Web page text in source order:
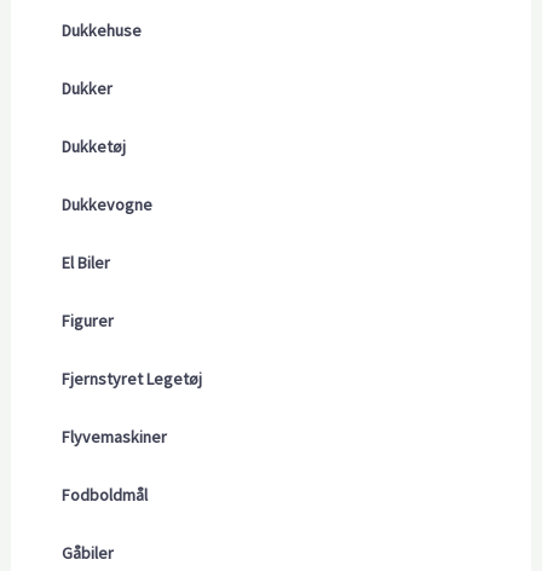
Dukkehuse
Dukker
Dukketøj
Dukkevogne
El Biler
Figurer
Fjernstyret Legetøj
Flyvemaskiner
Fodboldmål
Gåbiler